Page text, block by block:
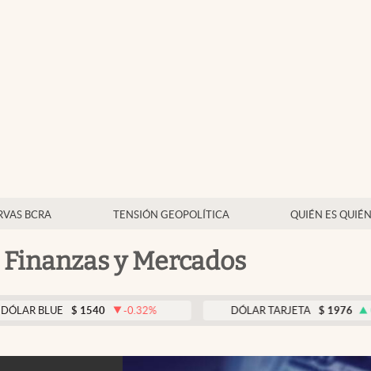
BCRA TENSIÓN GEOPOLÍTICA QUIÉN ES QUIÉN
Finanzas y Mercados
$ 1540 -0.32 % DÓLAR TARJETA $ 1976 0.33 %